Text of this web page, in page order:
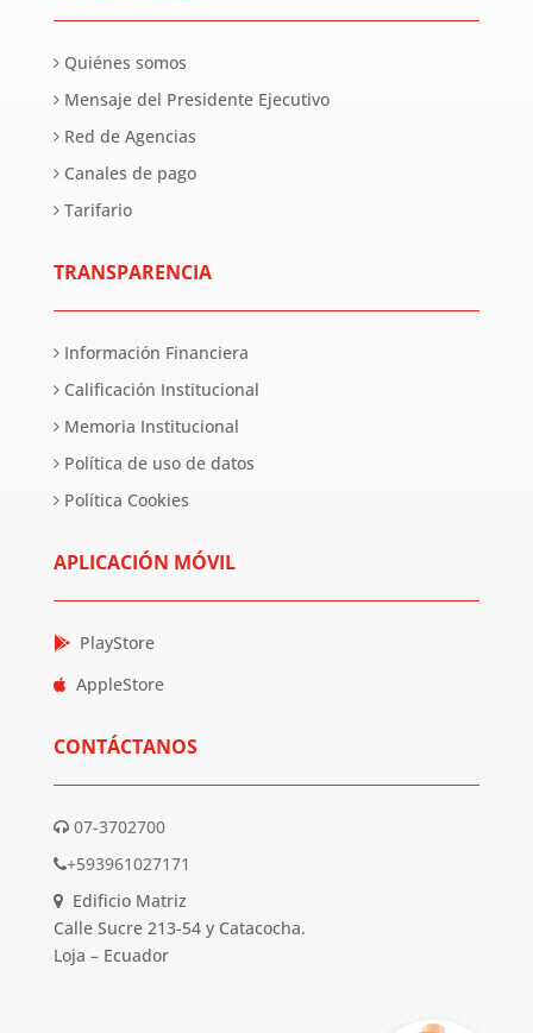
Quiénes somos
Mensaje del Presidente Ejecutivo
Red de Agencias
Canales de pago
Tarifario
TRANSPARENCIA
Información Financiera
Calificación Institucional
Memoria Institucional
Política de uso de datos
Política Cookies
APLICACIÓN MÓVIL
PlayStore
AppleStore
CONTÁCTANOS
07-3702700
+593961027171
Edificio Matriz
Calle Sucre 213-54 y Catacocha.
Loja – Ecuador